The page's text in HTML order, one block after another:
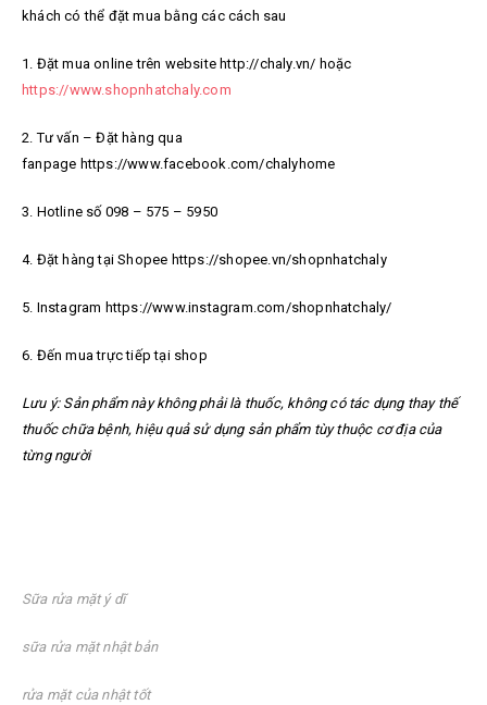
khách có thể đặt mua bằng các cách sau
1. Đặt mua online trên website http://chaly.vn/ hoặc
https://www.shopnhatchaly.com
2. Tư vấn – Đặt hàng qua
fanpage https://www.facebook.com/chalyhome
3. Hotline số 098 – 575 – 5950
4. Đặt hàng tại Shopee https://shopee.vn/shopnhatchaly
5. Instagram https://www.instagram.com/shopnhatchaly/
6. Đến mua trực tiếp tại shop
Lưu ý: Sản phẩm này không phải là thuốc, không có tác dụng thay thế
thuốc chữa bệnh, hiệu quả sử dụng sản phẩm tùy thuộc cơ địa của
từng người
Sữa rửa mặt ý dĩ
sữa rửa mặt nhật bản
rửa mặt của nhật tốt